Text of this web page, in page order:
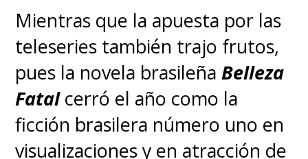
Mientras que la apuesta por las
teleseries también trajo frutos,
pues la novela brasileñaBelleza
Fatal cerró el año como la
ficción brasilera número uno en
visualizaciones y en atracción de